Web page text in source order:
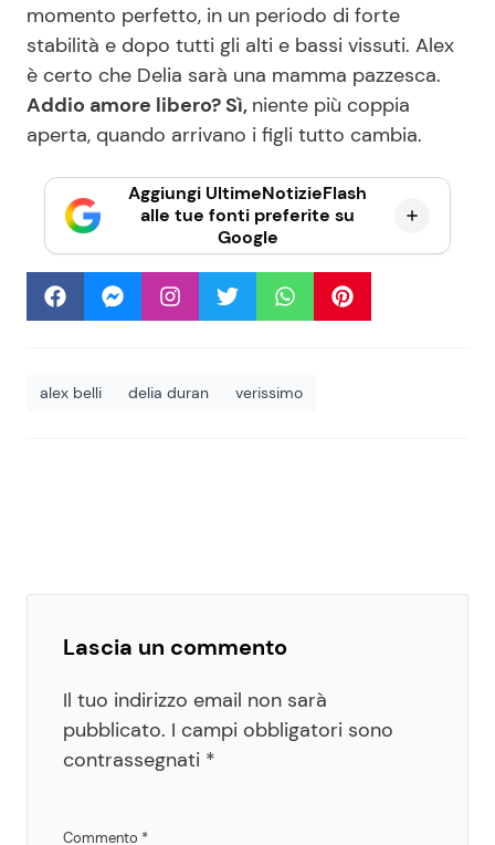
momento perfetto, in un periodo di forte
stabilità e dopo tutti gli alti e bassi vissuti. Alex
è certo che Delia sarà una mamma pazzesca.
Addio amore libero? Sì, niente più coppia
aperta, quando arrivano i figli tutto cambia.
Aggiungi UltimeNotizieFlash
alle tue fonti preferite su
Google
alex belli delia duran verissimo
Lascia un commento
Il tuo indirizzo email non sarà
pubblicato. I campi obbligatori sono
contrassegnati *
Commento *